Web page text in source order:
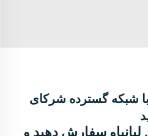
شبکه گسترده شرکای
سفارش دهید و